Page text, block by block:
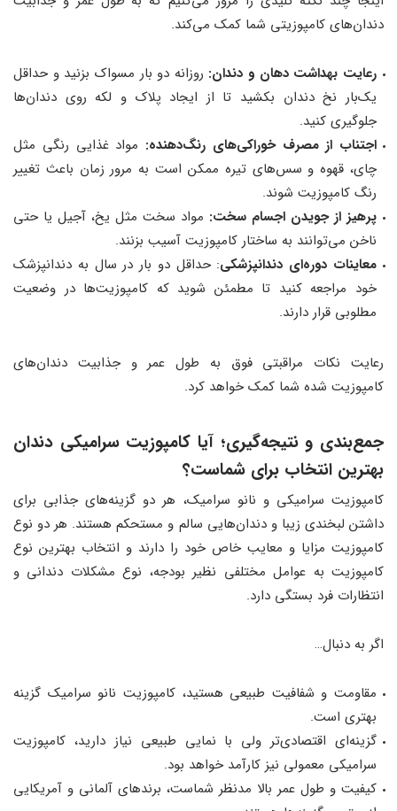
دندان‌های کامپوزیتی شما کمک می‌کند.
رعایت بهداشت دهان و دندان: روزانه دو بار مسواک بزنید و حداقل
یک‌بار نخ دندان بکشید تا از ایجاد پلاک و لکه روی دندان‌ها
جلوگیری کنید.
اجتناب از مصرف خوراکی‌های رنگ‌دهنده: مواد غذایی رنگی مثل
چای، قهوه و سس‌های تیره ممکن است به مرور زمان باعث تغییر
رنگ کامپوزیت شوند.
پرهیز از جویدن اجسام سخت: مواد سخت مثل یخ، آجیل یا حتی
ناخن می‌توانند به ساختار کامپوزیت آسیب بزنند.
معاینات دوره‌ای دندانپزشکی: حداقل دو بار در سال به دندانپزشک
خود مراجعه کنید تا مطمئن شوید که کامپوزیت‌ها در وضعیت
مطلوبی قرار دارند.
رعایت نکات مراقبتی فوق به طول عمر و جذابیت دندان‌های
کامپوزیت شده شما کمک خواهد کرد.
جمع‌بندی و نتیجه‌گیری؛ آیا کامپوزیت سرامیکی دندان
بهترین انتخاب برای شماست؟
کامپوزیت سرامیکی و نانو سرامیک، هر دو گزینه‌های جذابی برای
داشتن لبخندی زیبا و دندان‌هایی سالم و مستحکم هستند. هر دو نوع
کامپوزیت مزایا و معایب خاص خود را دارند و انتخاب بهترین نوع
کامپوزیت به عوامل مختلفی نظیر بودجه، نوع مشکلات دندانی و
انتظارات فرد بستگی دارد.
اگر به دنبال…
مقاومت و شفافیت طبیعی هستید، کامپوزیت نانو سرامیک گزینه
بهتری است.
گزینه‌ای اقتصادی‌تر ولی با نمایی طبیعی نیاز دارید، کامپوزیت
سرامیکی معمولی نیز کارآمد خواهد بود.
کیفیت و طول عمر بالا مدنظر شماست، برندهای آلمانی و آمریکایی